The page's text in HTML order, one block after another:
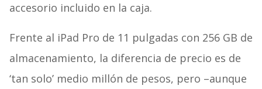
accesorio incluido en la caja.
Frente al iPad Pro de 11 pulgadas con 256 GB de
almacenamiento, la diferencia de precio es de
‘tan solo’ medio millón de pesos, pero –aunque